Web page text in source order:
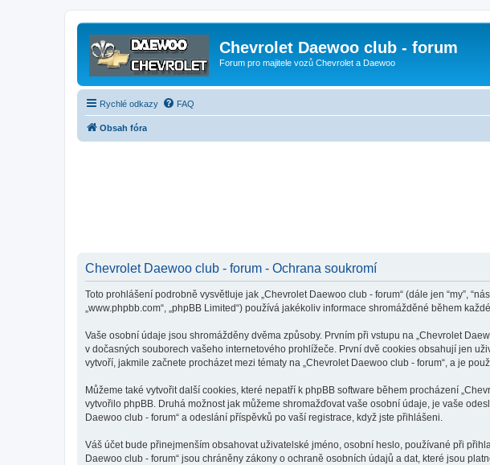
Chevrolet Daewoo club - forum
Forum pro majitele vozů Chevrolet a Daewoo
Rychlé odkazy FAQ
Obsah fóra
Chevrolet Daewoo club - forum - Ochrana soukromí
Toto prohlášení podrobně vysvětluje jak „Chevrolet Daewoo club - forum“ (dále jen “my”,
„www.phpbb.com“, „phpBB Limited“) používá jakékoliv informace shromážděné během
Vaše osobní údaje jsou shromážděny dvěma způsoby. Prvním při vstupu na „Chevrolet
v dočasných souborech vašeho internetového prohlížeče. První dvě cookies obsahují jen
vytvoří, jakmile začnete procházet mezi tématy na „Chevrolet Daewoo club - forum“, a je
Můžeme také vytvořit další cookies, které nepatří k phpBB software během procházení
vytvořilo phpBB. Druhá možnost jak můžeme shromažďovat vaše osobní údaje, je vaše
Daewoo club - forum“ a odeslání příspěvků po vaší registrace, když jste přihlášeni.
Váš účet bude přinejmenším obsahovat uživatelské jméno, osobní heslo, používané při
Daewoo club - forum“ jsou chráněny zákony o ochraně osobních údajů a dat, které jsou